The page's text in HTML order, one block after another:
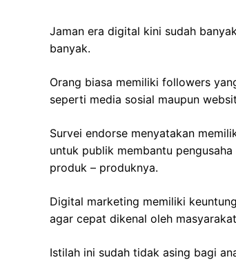
Jaman era digital kini sudah
banyak.
Orang biasa memiliki followers
seperti media sosial maupun
Survei endorse menyatakan
untuk publik membantu
produk – produknya.
Digital marketing memiliki
agar cepat dikenal oleh
Istilah ini sudah tidak asing bagi